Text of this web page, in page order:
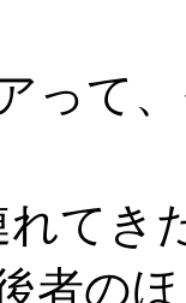
って
てき
者の